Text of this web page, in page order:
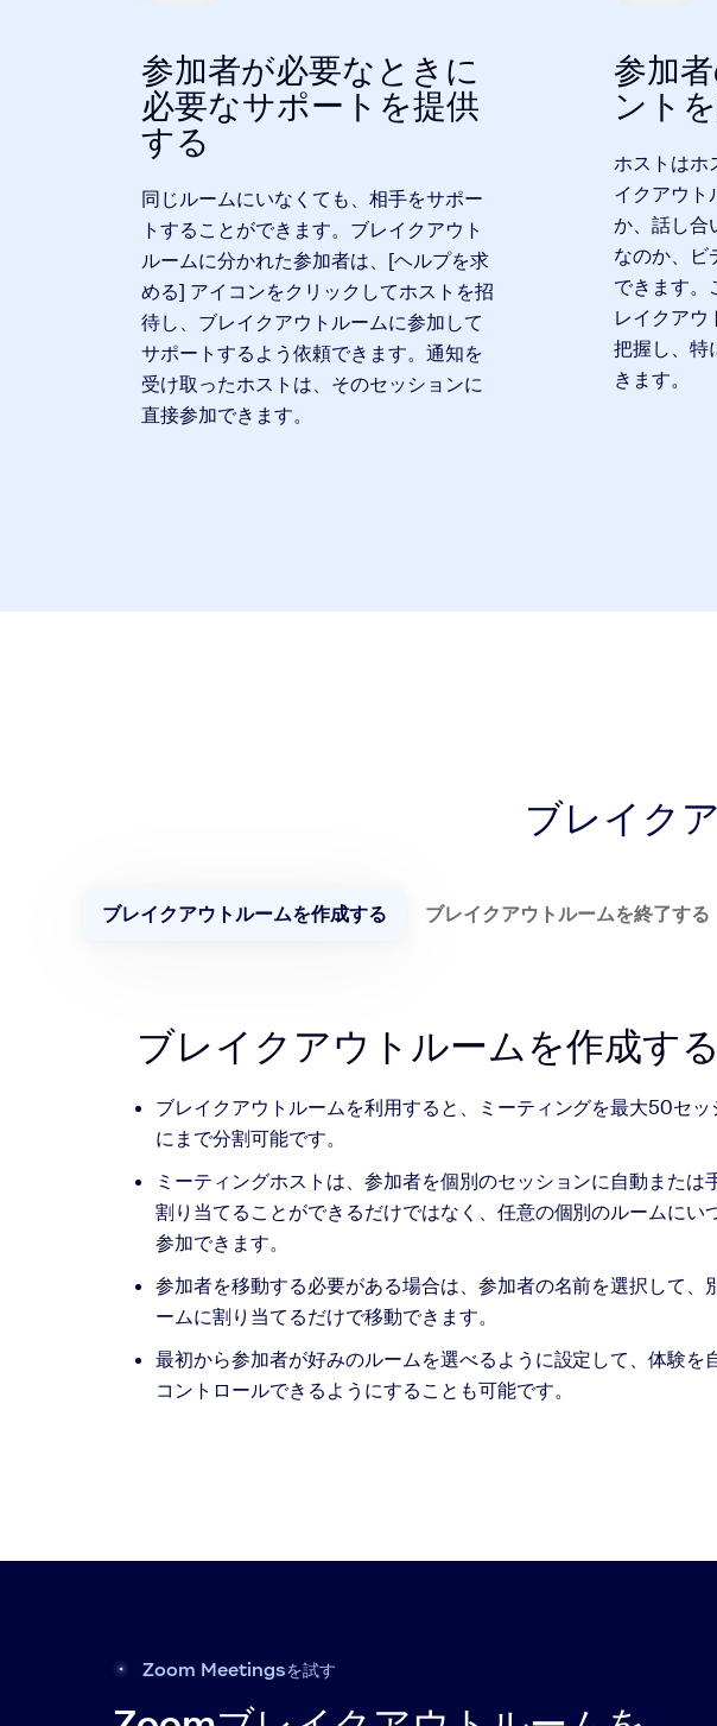
参加者が必要なときに
必要なサポートを提供
する
同じルームにいなくても、相手をサポー
トすることができます。ブレイクアウト
ルームに分かれた参加者は、[ヘルプを求
める] アイコンをクリックしてホストを招
待し、ブレイクアウトルームに参加して
サポートするよう依頼できます。通知を
受け取ったホストは、そのセッションに
直接参加できます。
参加
ント
ホストはホ
イクアウト
か、話し合
なのか、ビ
できます。
レイクアウ
把握し、特
きます。
ブレイク
ブレイクアウトルームを作成する ブレイクアウトルームを終了する
ブレイクアウトルームを作成する
ブレイクアウトルームを利用すると、ミーティングを最大50セッ
にまで分割可能です。
ミーティングホストは、参加者を個別のセッションに自動または
割り当てることができるだけではなく、任意の個別のルームにい
参加できます。
参加者を移動する必要がある場合は、参加者の名前を選択して、
ームに割り当てるだけで移動できます。
最初から参加者が好みのルームを選べるように設定して、体験を
コントロールできるようにすることも可能です。
Zoom Meetingsを試す